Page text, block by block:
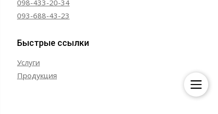
098-433-20-34
093-688-43-23
Быстрые ссылки
Услуги
Продукция